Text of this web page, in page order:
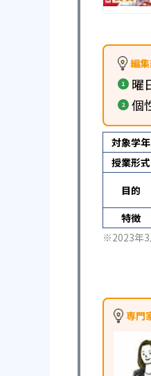
編
曜
個
対象学年
授業形式
目的
特徴
※2023年3
専門